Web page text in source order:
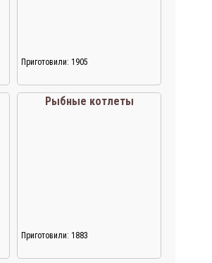
Приготовили: 1905
Рыбные котлеты
Приготовили: 1883